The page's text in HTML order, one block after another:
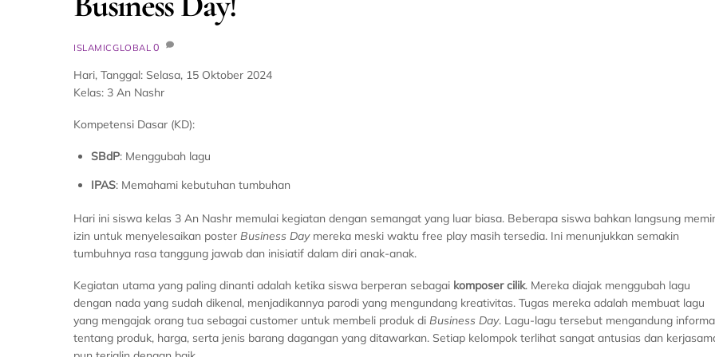
ISLAMICGLOBAL 0
Hari, Tanggal: Selasa, 15 Oktober 2024
Kelas: 3 An Nashr
Kompetensi Dasar (KD):
SBdP: Menggubah lagu
IPAS: Memahami kebutuhan tumbuhan
Hari ini siswa kelas 3 An Nashr memulai kegiatan dengan semangat yang luar biasa. Beberapa siswa bahkan langsung
izin untuk menyelesaikan poster Business Daymereka meski waktu free play masih tersedia. Ini menunjukkan semakin
tumbuhnya rasa tanggung jawab dan inisiatif dalam diri anak-anak.
Kegiatan utama yang paling dinanti adalah ketika siswa berperan sebagai komposer cilik. Mereka diajak menggubah lagu
dengan nada yang sudah dikenal, menjadikannya parodi yang mengundang kreativitas. Tugas mereka adalah membuat lagu
yang mengajak orang tua sebagai customer untuk membeli produk di Business Day. Lagu-lagu tersebut mengandung
tentang produk, harga, serta jenis barang dagangan yang ditawarkan. Setiap kelompok terlihat sangat antusias dan